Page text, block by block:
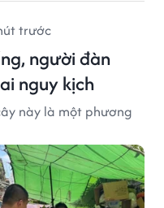
trước
người đàn
nguy kịch
này là một phương